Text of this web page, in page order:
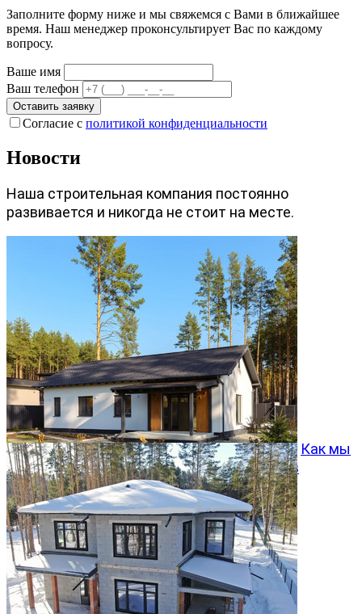
Заполните форму ниже и мы свяжемся с Вами в ближайшее
время. Наш менеджер проконсультирует Вас по каждому
вопросу.
Ваше имя
Ваш телефон
Оставить заявку
Согласие с политикой конфиденциальности
Новости
Наша строительная компания постоянно
развивается и никогда не стоит на месте.
Как мы
превращаем типовой проект Хвойный 96 в
особенный дом
05.08.2026